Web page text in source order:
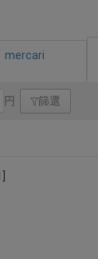
mercari
円 篩選